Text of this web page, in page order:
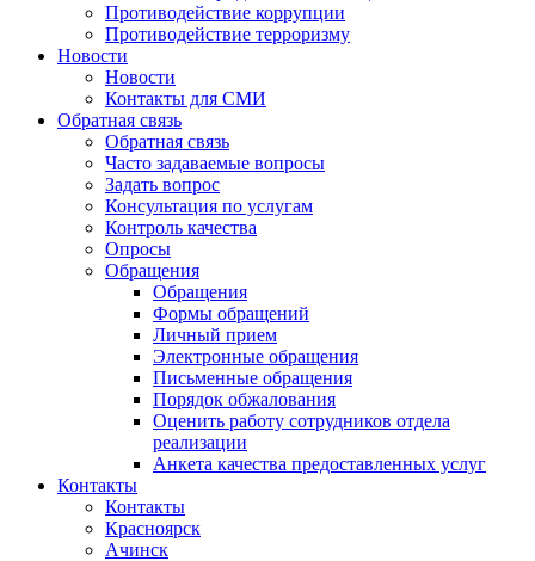
Противодействие коррупции
Противодействие терроризму
Новости
Новости
Контакты для СМИ
Обратная связь
Обратная связь
Часто задаваемые вопросы
Задать вопрос
Консультация по услугам
Контроль качества
Опросы
Обращения
Обращения
Формы обращений
Личный прием
Электронные обращения
Письменные обращения
Порядок обжалования
Оценить работу сотрудников отдела
реализации
Анкета качества предоставленных услуг
Контакты
Контакты
Красноярск
Ачинск